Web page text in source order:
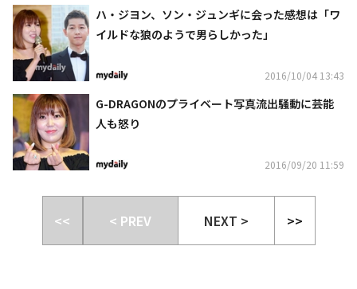
ハ・ジヨン、ソン・ジュンギに会った感想は「ワ
イルドな狼のようで男らしかった」
2016/10/04 13:43
G-DRAGONのプライベート写真流出騒動に芸能
人も怒り
2016/09/20 11:59
<< < PREV NEXT > >>